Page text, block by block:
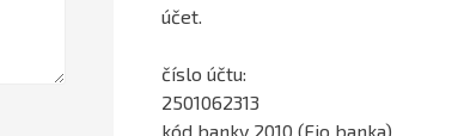
účet.
číslo účtu:
2501062313
kód banky 2010 (Fio banka)